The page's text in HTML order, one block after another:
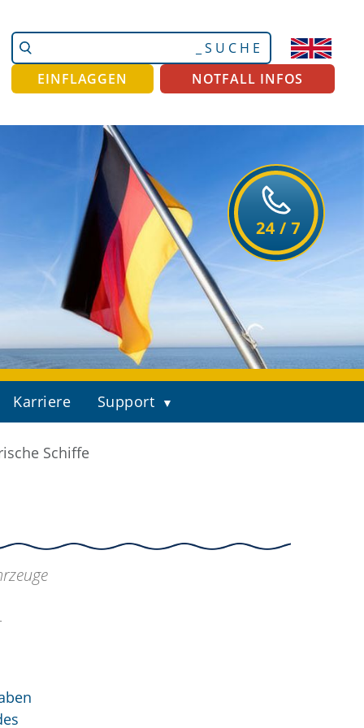
Website
durchsuchen
Erweiterte
Suche…
EINFLAGGEN
NOTFALL INFOS
Karriere Support
Schiffe